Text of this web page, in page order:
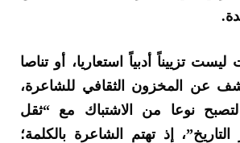
تزييناً أدبياً استعاريا، أو تناصا
عن المخزون الثقافي للشاعرة،
لتصبح نوعا من الاشتباك مع “ثقل
إذ تهتم الشاعرة بالكلمة؛